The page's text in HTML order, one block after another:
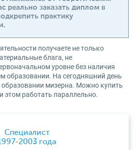
реально заказать диплом в
практику
получаете не только
блага, не
уровне без наличия
образовании. На сегодняшний день
образовании мизерна. Можно купить
этом работать параллельно.
Специалист
2003 года